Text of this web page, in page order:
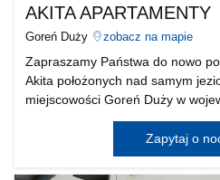
AKITA APARTAMENTY
Goreń Duży zobacz na mapie
Zapraszamy Państwa do nowo
Akita położonych nad samym
miejscowości Goreń Duży w
pomorskim. Z bliskim dojazdem z
Warszawy ( około 150 km)
Zapytaj o